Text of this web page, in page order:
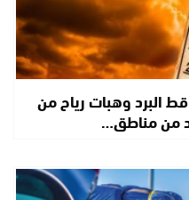
البرد وهبات رياح من
من مناطق…